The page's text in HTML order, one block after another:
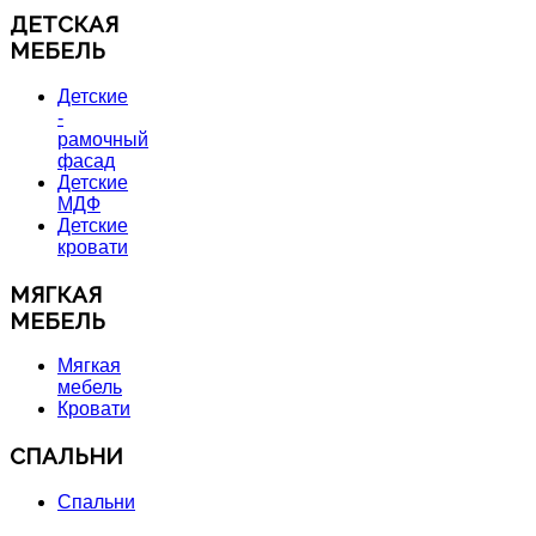
ДЕТСКАЯ
МЕБЕЛЬ
Детские
-
рамочный
фасад
Детские
МДФ
Детские
кровати
МЯГКАЯ
МЕБЕЛЬ
Мягкая
мебель
Кровати
СПАЛЬНИ
Спальни